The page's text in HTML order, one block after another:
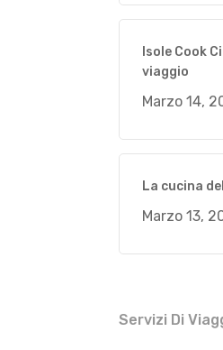
Isole Cook
viaggio
Marzo 14,
La cucina
Marzo 13,
Servizi Di